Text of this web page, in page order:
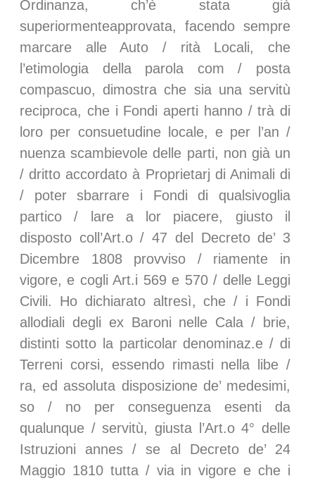
Ordinanza, ch’è stata già
superiormenteapprovata, facendo sempre
marcare alle Auto / rità Locali, che
l’etimologia della parola com / posta
compascuo, dimostra che sia una servitù
reciproca, che i Fondi aperti hanno / trà di
loro per consuetudine locale, e per l’an /
nuenza scambievole delle parti, non già un
/ dritto accordato à Proprietarj di Animali di
/ poter sbarrare i Fondi di qualsivoglia
partico / lare a lor piacere, giusto il
disposto coll’Art.o / 47 del Decreto de’ 3
Dicembre 1808 provviso / riamente in
vigore, e cogli Art.i 569 e 570 / delle Leggi
Civili. Ho dichiarato altresì, che / i Fondi
allodiali degli ex Baroni nelle Cala / brie,
distinti sotto la particolar denominaz.e / di
Terreni corsi, essendo rimasti nella libe /
ra, ed assoluta disposizione de’ medesimi,
so / no per conseguenza esenti da
qualunque / servitù, giusta l’Art.o 4° delle
Istruzioni annes / se al Decreto de’ 24
Maggio 1810 tutta / via in vigore e che i